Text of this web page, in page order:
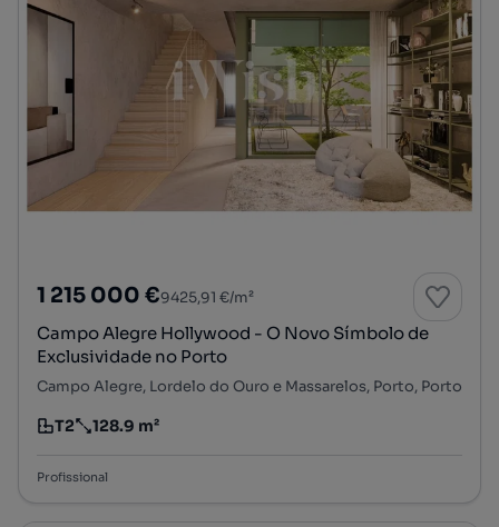
1 215 000 €9425,91 €/m²
Campo Alegre Hollywood - O Novo Símbolo de
Exclusividade no Porto
Campo Alegre, Lordelo do Ouro e Massarelos, Porto, Porto
Tipologia
T2
Preço por metro quadrado
128.9 m²
Profissional